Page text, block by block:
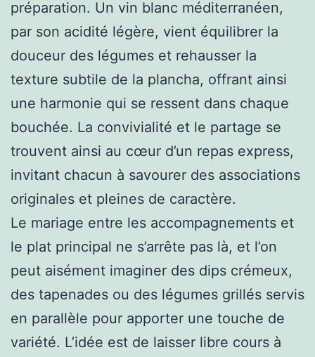
préparation. Un vin blanc méditerranéen,
par son acidité légère, vient équilibrer la
douceur des légumes et rehausser la
texture subtile de la plancha, offrant ainsi
une harmonie qui se ressent dans chaque
bouchée. La convivialité et le partage se
trouvent ainsi au cœur d’un repas express,
invitant chacun à savourer des associations
originales et pleines de caractère.
Le mariage entre les accompagnements et
le plat principal ne s’arrête pas là, et l’on
peut aisément imaginer des dips crémeux,
des tapenades ou des légumes grillés servis
en parallèle pour apporter une touche de
variété. L’idée est de laisser libre cours à